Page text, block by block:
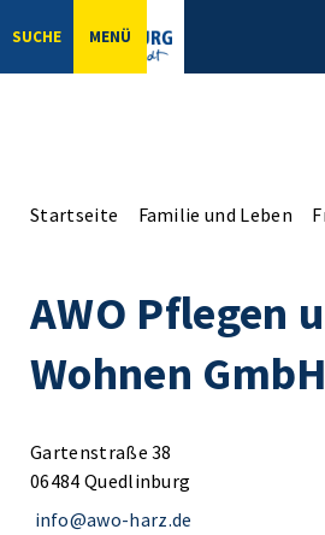
SUCHE MENÜ
Startseite Familie und Leben
AWO Pflegen
Wohnen GmbH
Gartenstraße 38
06484 Quedlinburg
info@awo-harz.de